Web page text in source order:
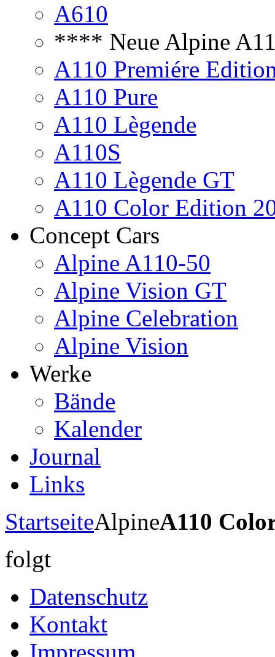
A610
**** Neue Alpine
A110 Premiére
A110 Pure
A110 Lègende
A110S
A110 Lègende GT
A110 Color Edition
Concept Cars
Alpine A110-50
Alpine Vision GT
Alpine Celebration
Alpine Vision
Werke
Bände
Kalender
Journal
Links
StartseiteAlpineA110
folgt
Datenschutz
Kontakt